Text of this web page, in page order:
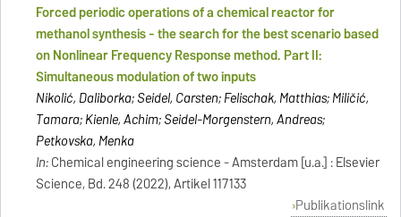
Forced periodic operations of a chemical reactor for
methanol synthesis - the search for the best scenario based
on Nonlinear Frequency Response method. Part II:
Simultaneous modulation of two inputs
Nikolić, Daliborka; Seidel, Carsten; Felischak, Matthias; Miličić,
Tamara; Kienle, Achim; Seidel-Morgenstern, Andreas;
Petkovska, Menka
In:Chemical engineering science - Amsterdam [u.a.] : Elsevier
Science, Bd. 248 (2022), Artikel 117133
Publikationslink